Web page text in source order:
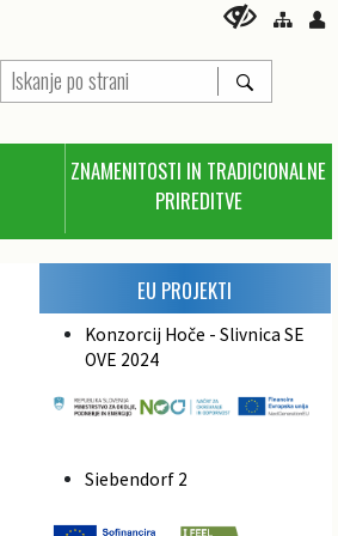
ZNAMENITOSTI IN TRADICIONALNE
PRIREDITVE
EU PROJEKTI
Konzorcij Hoče - Slivnica SE
OVE 2024
Siebendorf 2